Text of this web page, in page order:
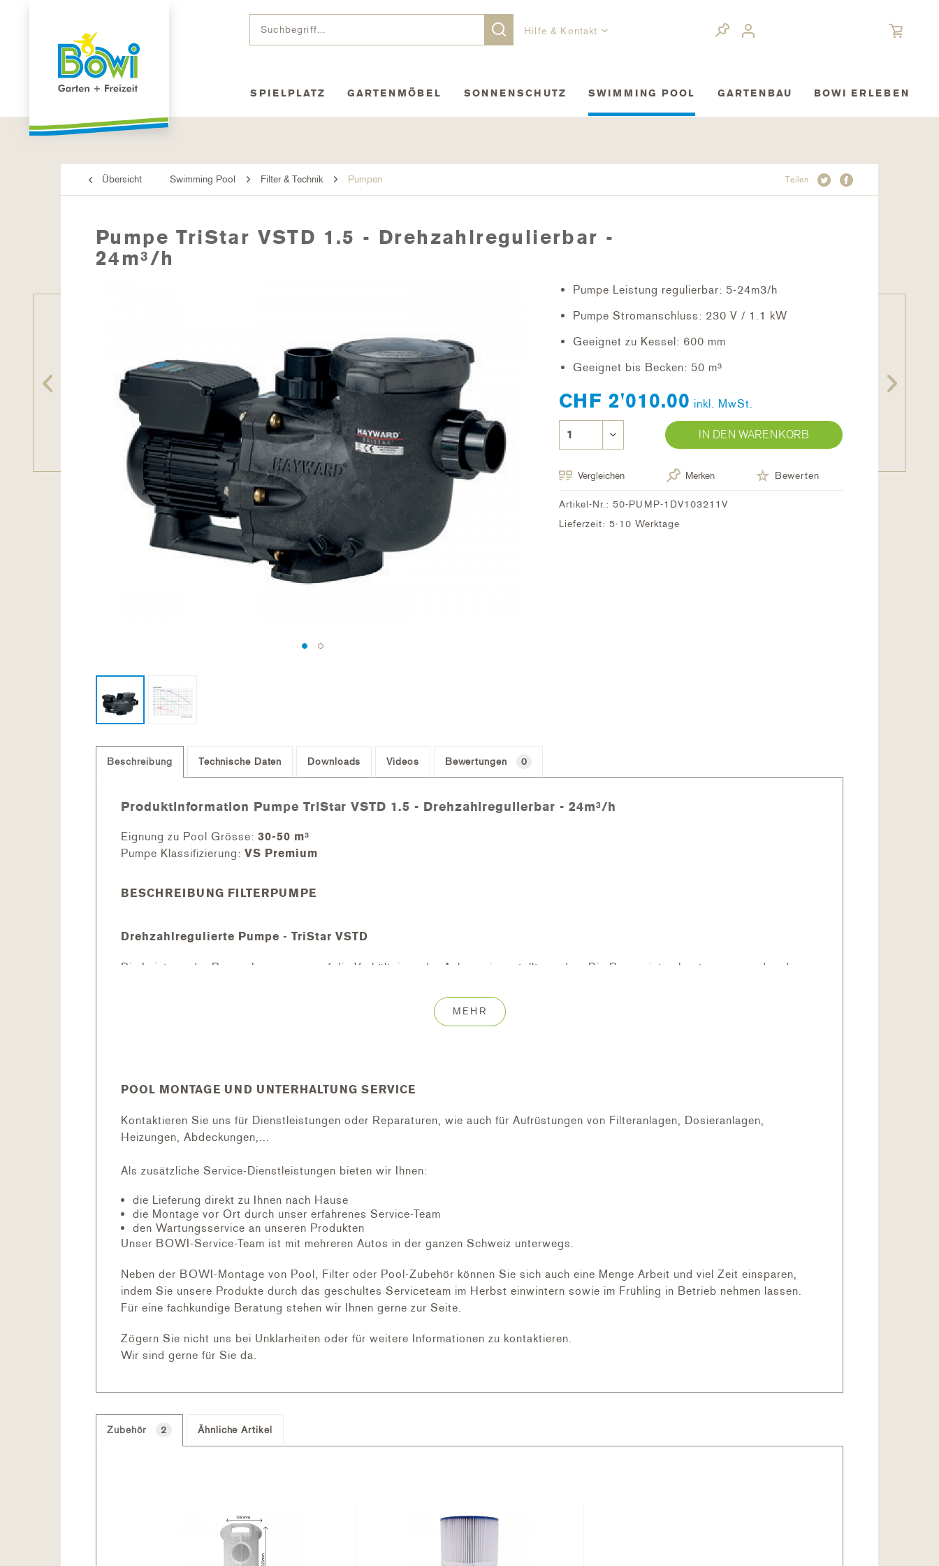
Hilfe & Kontakt
SPIELPLATZ GARTENMÖBEL SONNENSCHUTZ SWIMMING POOL GARTENBAU BOWI ERLEBEN
Übersicht Swimming Pool Filter & Technik Pumpen Teilen
Pumpe TriStar VSTD 1.5 - Drehzahlregulierbar -
24m³/h
Pumpe Leistung regulierbar: 5-24m3/h
Pumpe Stromanschluss: 230 V / 1.1 kW
Geeignet zu Kessel: 600 mm
Geeignet bis Becken: 50 m³
CHF 2'010.00 inkl. MwSt.
IN DEN WARENKORB
Vergleichen Merken Bewerten
Artikel-Nr.: 50-PUMP-1DV103211V
Lieferzeit: 5-10 Werktage
Beschreibung Technische Daten Downloads Videos Bewertungen 0
Produktinformation Pumpe TriStar VSTD 1.5 - Drehzahlregulierbar - 24m³/h
Eignung zu Pool Grösse: 30-50 m³
Pumpe Klassifizierung: VS Premium
BESCHREIBUNG FILTERPUMPE
Drehzahlregulierte Pumpe - TriStar VSTD
Die Leistung der Pumpe kann genau auf die Verhältnisse der Anlage eingestellt werden. Die Pumpe ist sehr stromsparend und
Filtrierzeiten oder Intervalle programmiert werden oder Sie kombinieren die Pumpe mit der Steuerung 4050 oder Aquarite+ und
Das Modell VS ermöglicht den Einsatz der Technologie der variablen Geschwindigkeit in allen Beckengrößen, von kleinen bis zu
den größten.
Dank ihrer bemerkenswerten Leistungen ist sie eine unerlässliche Pumpe. Sie ist perfekt für Becken vom Typ Schalenkonstruktion,
Sie ist ausschließlich mit einem 63 mm-Ausgang erhältlich.
Der Vorfilter kann ganz einfach über den Deckel mit Drehverschluss geöffnet werden.
Filterleistung: 3000 U/min = 24m³/h bei 10m/WS
Passend zu Filterkessel: Ø 640 mm
MEHR
POOL MONTAGE UND UNTERHALTUNG SERVICE
Kontaktieren Sie uns für Dienstleistungen oder Reparaturen, wie auch für Aufrüstungen von Filteranlagen, Dosieranlagen,
Heizungen, Abdeckungen,...
Als zusätzliche Service-Dienstleistungen bieten wir Ihnen:
die Lieferung direkt zu Ihnen nach Hause
die Montage vor Ort durch unser erfahrenes Service-Team
den Wartungsservice an unseren Produkten
Unser BOWI-Service-Team ist mit mehreren Autos in der ganzen Schweiz unterwegs.
Neben der BOWI-Montage von Pool, Filter oder Pool-Zubehör können Sie sich auch eine Menge Arbeit und viel Zeit einsparen,
indem Sie unsere Produkte durch das geschultes Serviceteam im Herbst einwintern sowie im Frühling in Betrieb nehmen lassen.
Für eine fachkundige Beratung stehen wir Ihnen gerne zur Seite.
Zögern Sie nicht uns bei Unklarheiten oder für weitere Informationen zu kontaktieren.
Wir sind gerne für Sie da.
Zubehör 2 Ähnliche Artikel